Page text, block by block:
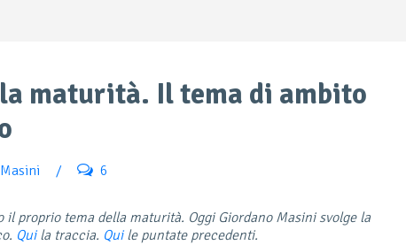
maturità. Il tema di ambito
/ 6
proprio tema della maturità. Oggi Giordano Masini svolge la
Quila traccia. Quile puntate precedenti.